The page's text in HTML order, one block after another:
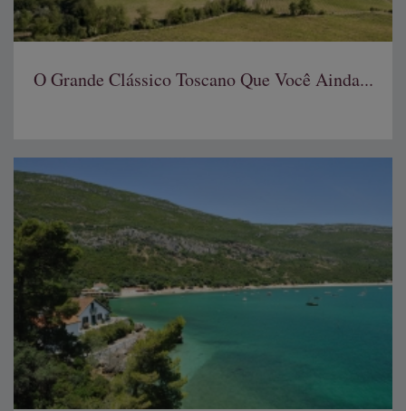
O Grande Clássico Toscano Que Você Ainda...